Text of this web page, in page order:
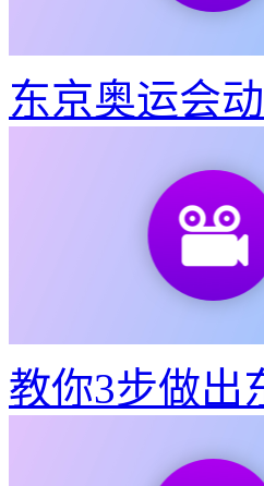
东京奥运会
教你3步做出